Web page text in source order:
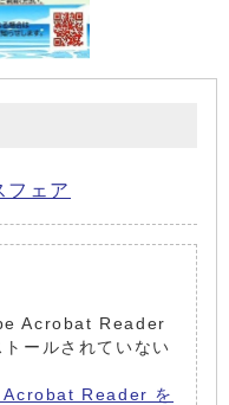
フェア
Acrobat Reader
ールされていない
Acrobat Reader を